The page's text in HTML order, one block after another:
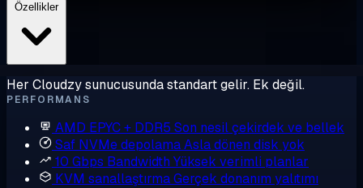
Özellikler
Her Cloudzy sunucusunda standart gelir. Ek değil.
PERFORMANS
AMD EPYC + DDR5 Son nesil çekirdek ve bellek
Saf NVMe depolamaAsla dönen disk yok
10 Gbps Bandwidth Yüksek verimli planlar
KVM sanallaştırmaGerçek donanım yalıtımı